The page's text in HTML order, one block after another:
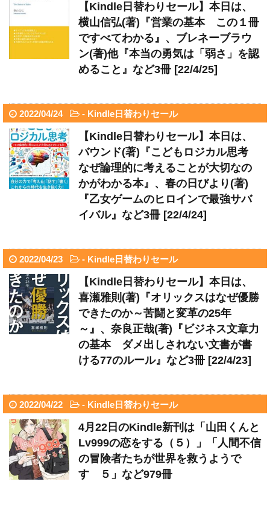
【Kindle日替わりセール】本日は、
横山信弘(著)『営業の基本 この１冊
ですべてわかる』、ブレネーブラウ
ン(著)他『本当の勇気は「弱さ」を認
めること』など3冊 [22/4/25]
2022/04/24 - Kindle日替わりセール
【Kindle日替わりセール】本日は、
バウンド(著)『こどもロジカル思考
なぜ論理的に考えることが大切なの
かがわかる本』、春の日びより(著)
『乙女ゲームのヒロインで最強サバ
イバル』など3冊 [22/4/24]
2022/04/23 - Kindle日替わりセール
【Kindle日替わりセール】本日は、
喜瀬雅則(著)『オリックスはなぜ優勝
できたのか～苦闘と変革の25年
～』、奈良正哉(著)『ビジネス文章力
の基本 ダメ出しされない文書が書
ける77のルール』など3冊 [22/4/23]
2022/04/22 - Kindle日替わりセール
4月22日のKindle新刊は「山田くんと
Lv999の恋をする（５）」「人間不信
の冒険者たちが世界を救うようで
す ５」など979冊